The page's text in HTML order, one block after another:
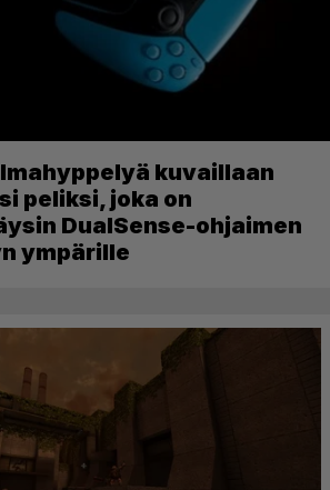
kuvaillaan
peliksi, joka on
DualSense-ohjaimen
ympärille